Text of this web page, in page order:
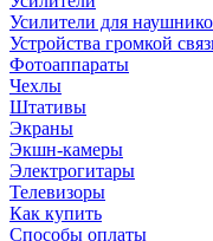
Усилители для
Устройства громкой
Фотоаппараты
Чехлы
Штативы
Экраны
Экшн-камеры
Электрогитары
Телевизоры
Как купить
Способы оплаты